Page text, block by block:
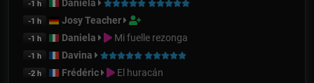
-1 h Daniela
-1 h Josy Teacher
-1 h Daniela Mi fuelle rezonga
-1 h Davina
-2 h Frédéric El huracán